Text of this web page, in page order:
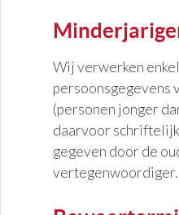
Wij verwerken
persoonsgegevens
(personen jonger
daarvoor
gegeven door de
vertegenwoordiger.